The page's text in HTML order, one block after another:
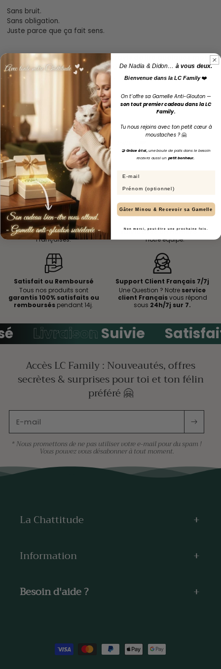
Sans bruit.
Sans obligation.
Juste parce que ça fait sens.
Si le cœur t’en dit,
nous serons ravis de lire quelques mots
sur ton expérience avec Minou.
Tu peux nous contacter quand tu le souhaites.
Merci d’être là.
Vraiment.
Au nom de tous les ronrons de la LC Family ❤️
Paiement 100% Sécurisé
Système de cryptage SSL pour
sécuriser à 100% les
paiementsselon les normes
Françaises.
Livraison Suivie
Votre commande est expédiée
suivie avec un numéro par
notre équipe.
Satisfait ou Remboursé
Tous nos produits sont
garantis 100% satisfaits ou
remboursés pendant 14j.
Support Client Français 7/7j
Une Question ? Notre service
client Françaisvous répond
sous 24h/7j sur 7.
LivraisonSuivie
Accès LC Family : Nouveautés, offres
secrètes & surprises pour toi et ton félin
préféré 🤗
E-mail
* Nous promettons de ne pas utiliser votre e-mail pour du spam !
Vous pouvez vous désabonner à tout moment.
La Chattitude
Information
Besoin d'aide ?
de
De Nadia & Didon… à vous deux.
Bienvenue dans la LC Family ❤️
On t’offre sa Gamelle Anti-Glouton —
son tout premier cadeau dans la LC
Family.
Tu nous rejoins avec ton petit cœur à
moustaches ? 🤗
🤝 Grâce à toi, une boule de poils dans le besoin
recevra aussi un petit bonheur.
Gâter Minou & Recevoir sa Gamelle
Non merci, peut-être une prochaine fois.